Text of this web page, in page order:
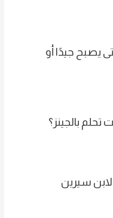
يصبح جيدًا أو
بالجينز؟
سيرين